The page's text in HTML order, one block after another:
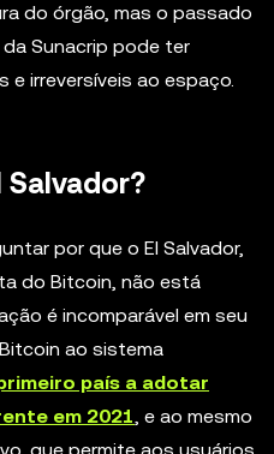
do órgão, mas o passado
Sunacrip pode ter
e irreversíveis ao espaço.
Salvador?
por que o El Salvador,
do Bitcoin, não está
é incomparável em seu
ao sistema
país a adotar
em 2021, e ao mesmo